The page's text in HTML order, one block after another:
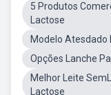
5 Produtos
Lactose
Modelo Atesdado
Opções Lanche
Melhor Leite
Lactose